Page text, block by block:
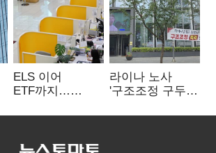
ELS 이어
ETF까지…
제동 걸린 은행
라이나 노사
'구조조정 구두